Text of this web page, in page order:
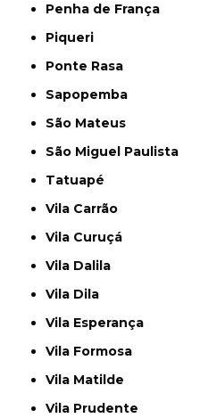
Penha de França
Piqueri
Ponte Rasa
Sapopemba
São Mateus
São Miguel Paulista
Tatuapé
Vila Carrão
Vila Curuçá
Vila Dalila
Vila Dila
Vila Esperança
Vila Formosa
Vila Matilde
Vila Prudente